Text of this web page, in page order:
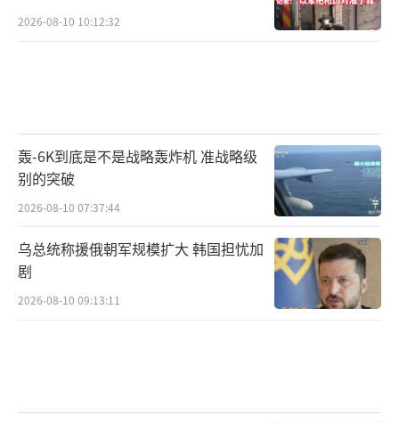
这件事最值得玩味的是，欧盟成员国用二
要务实，东欧想要强硬，两边还会继续斗下
去。中国要做的就是看清这个局面，不被卡拉
斯的表演带偏节奏，推进合作的同时做好风险
防范。欧盟的内斗，终究还是他们自己的事。
（责任编辑：张蕾 TT0001）
2026-08-10 10:12:32
轰-6K到底是不是战略轰炸机 准战略级
别的突破
2026-08-10 07:37:44
乌总统称援俄朝军规模扩大 韩国担忧加
剧
2026-08-10 09:13:11